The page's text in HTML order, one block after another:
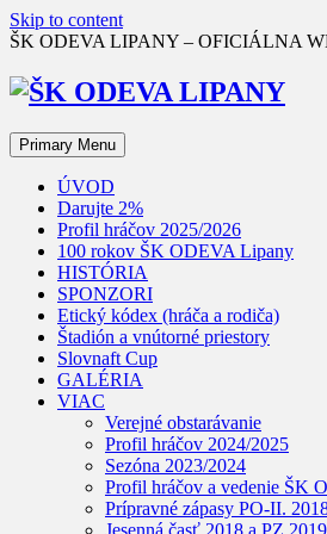
Skip to content
ŠK ODEVA LIPANY – OFICIÁLNA
Primary Menu
ÚVOD
Darujte 2%
Profil hráčov 2025/2026
100 rokov ŠK ODEVA Lipany
HISTÓRIA
SPONZORI
Etický kódex (hráča a rodiča)
Štadión a vnútorné priestory
Slovnaft Cup
GALÉRIA
VIAC
Verejné obstarávanie
Profil hráčov 2024/2025
Sezóna 2023/2024
Profil hráčov a vedenie ŠK
Prípravné zápasy PO-II.
Jesenná časť 2018 a PZ 2019